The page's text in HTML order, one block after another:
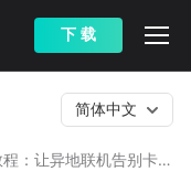
下 载
：让异地联机告别卡顿
简体中文